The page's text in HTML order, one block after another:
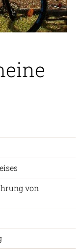
von